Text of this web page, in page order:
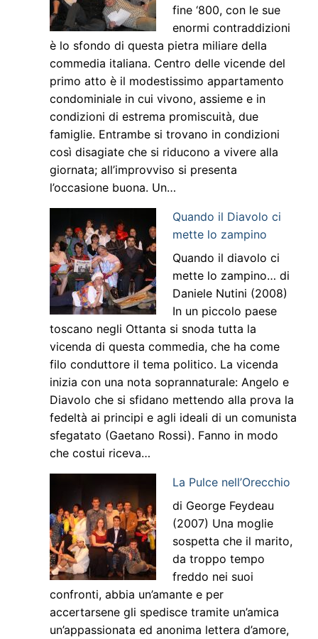
fine ‘800, con le sue
enormi contraddizioni
è lo sfondo di questa pietra miliare della
commedia italiana. Centro delle vicende del
primo atto è il modestissimo appartamento
condominiale in cui vivono, assieme e in
condizioni di estrema promiscuità, due
famiglie. Entrambe si trovano in condizioni
così disagiate che si riducono a vivere alla
giornata; all’improvviso si presenta
l’occasione buona. Un…
Quando il Diavolo ci
mette lo zampino
Quando il diavolo ci
mette lo zampino… di
Daniele Nutini (2008)
In un piccolo paese
toscano negli Ottanta si snoda tutta la
vicenda di questa commedia, che ha come
filo conduttore il tema politico. La vicenda
inizia con una nota soprannaturale: Angelo e
Diavolo che si sfidano mettendo alla prova la
fedeltà ai principi e agli ideali di un comunista
sfegatato (Gaetano Rossi). Fanno in modo
che costui riceva…
La Pulce nell’Orecchio
di George Feydeau
(2007) Una moglie
sospetta che il marito,
da troppo tempo
freddo nei suoi
confronti, abbia un’amante e per
accertarsene gli spedisce tramite un’amica
un’appassionata ed anonima lettera d’amore,